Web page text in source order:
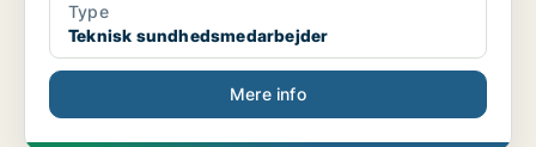
Type
Teknisk sundhedsmedarbejder
Mere info